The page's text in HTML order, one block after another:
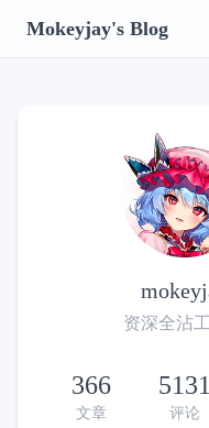
Mokeyjay's Blog
资深全沾
366
文章
5131
评论